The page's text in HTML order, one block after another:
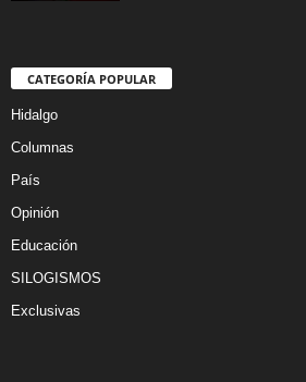
CATEGORÍA POPULAR
Hidalgo
Columnas
País
Opinión
Educación
SILOGISMOS
Exclusivas